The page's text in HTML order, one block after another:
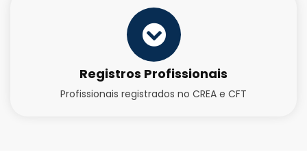
Registros Profissionais
Profissionais registrados no CREA e CFT